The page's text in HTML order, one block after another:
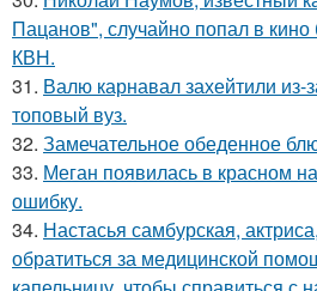
Пацанов", случайно попал в кино
КВН.
31. Валю карнавал захейтили из-
топовый вуз.
32. Замечательное обеденное
33. Меган появилась в красном
ошибку.
34. Настасья самбурская,
обратиться за медицинской